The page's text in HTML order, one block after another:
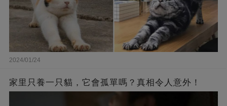
2024/01/24
家里只養一只貓，它會孤單嗎？真相令人意外！